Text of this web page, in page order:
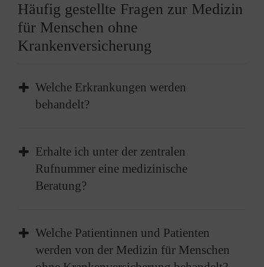
Häufig gestellte Fragen zur Medizin
für Menschen ohne
Krankenversicherung
Welche Erkrankungen werden
behandelt?
Die Krankheitsbilder ähneln denen in einer
normalen Arztpraxis:
Atemwegserkrankungen
Unfallfolgen
Tumore
Erhalte ich unter der zentralen
Rufnummer eine medizinische
Beratung?
Grundsätzlich geben wir KEINE medizinische
Beratung am Telefon; diese können nur
Ärztinnen und Ärzte und medizinisches
Welche Patientinnen und Patienten
werden von der Medizin für Menschen